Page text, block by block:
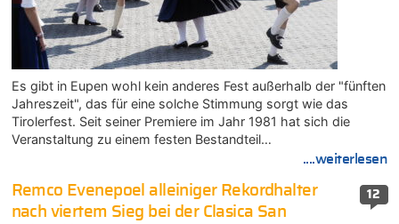
Es gibt in Eupen wohl kein anderes Fest außerhalb der "fünften
Jahreszeit", das für eine solche Stimmung sorgt wie das
Tirolerfest. Seit seiner Premiere im Jahr 1981 hat sich die
Veranstaltung zu einem festen Bestandteil…
....weiterlesen
12
Remco Evenepoel alleiniger Rekordhalter
nach viertem Sieg bei der Clasica San